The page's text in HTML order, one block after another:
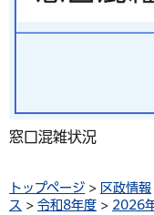
窓口混雑状況
トップページ > 区政情報
ス > 令和8年度 > 2026